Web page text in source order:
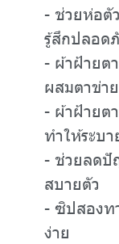
- ช่วยห่อตั
รู้สึกปลอด
- ผ้าฝ้ายต
ผสมตาข่า
- ผ้าฝ้ายต
ทำให้ระบ
- ช่วยลดปั
สบายตัว
- ซิปสองท
ง่าย